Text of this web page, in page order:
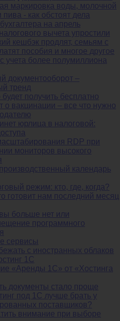
маркировка воды, молочной
пива - как обстоят дела
на апрель
вычета упростили
кешбэк продлят, семьям с
пособия и многое другое
учета более полумиллиона
документооборот –
тренд
получить бесплатно
о вакцинации – все что нужно
юрлица в налоговой:
RDP при
мониторов высокого
календарь
режим: кто, где, когда?
готовит нам последний месяц
больше нет или
программного
сервисы
с иностранных облаков
1С
«Аренды 1С» от «Хостинга
документы стало проще
под 1С лучше брать у
поставщиков?
внимание при выборе